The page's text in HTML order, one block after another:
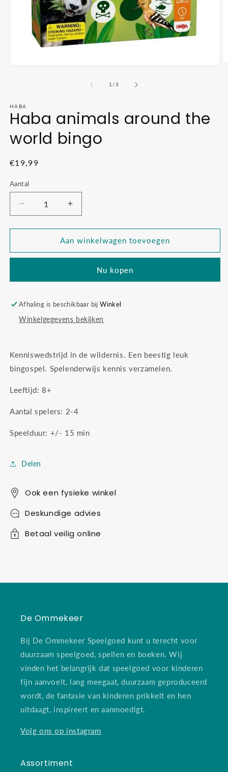
1 /van
3
HABA
Haba animals around the
world bingo
Normale
€19,99
Aantal
Aantal
verlagen
voor
animals
world
Aantal
verhogen
voor
Haba
animals
world
Aan winkelwagen toevoegen
Nu kopen
Afhaling is beschikbaar bijWinkel
Winkelgegevens bekijken
Kenniswedstrijd in de wildernis. Een beestig leuk
bingospel. Spelenderwijs kennis verzamelen.
Leeftijd: 8+
Aantal spelers: 2-4
Speelduur: +/- 15 min
Delen
Ook een fysieke winkel
Deskundige advies
Betaal veilig online
De Ommekeer
Bij De Ommekeer Speelgoed kunt u terecht voor
duurzaam speelgoed, spellen en boeken. Wij
vinden het belangrijk dat speelgoed voor kinderen
fijn aanvoelt, lang meegaat, duurzaam geproduceerd
wordt, de fantasie van kinderen prikkelt en hen
uitdaagt, inspireert en aanmoedigt.
Volg ons op instagram
Assortiment